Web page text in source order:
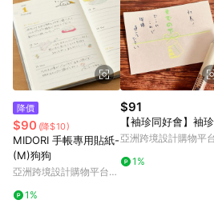
使用APP、或中途瀏覽比價網、回饋網、
由網頁版(電腦版/手機版網頁)切換為App都
無法進行 LINE POINTS 回饋。 (5) LINE 購物為購物資訊整合性
平台，商品資料更新會有時間差，如顯示
位、贈品與台灣樂天市場銷售網頁不符，以
(6) 導購訂單已逾 365 天，根據台灣樂天回
點數回饋或點數回饋有爭議，台灣樂天市場
追訴之權利，活動詳情以樂天市場網站公告
降價
$90 (降$10)
MIDORI 手帳專用貼紙-
(M)狗狗
亞洲跨境設計購物平台
1%
$91
【袖珍同好會】袖
亞洲跨境設計購物平
1%